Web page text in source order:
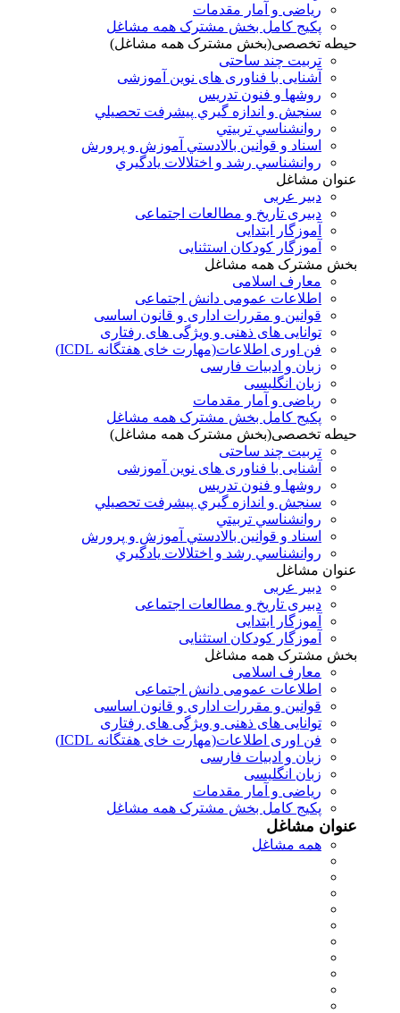
ریاضی و آمار مقدمات
پکیج کامل بخش مشترک همه مشاغل
حیطه تخصصی(بخش مشترک همه مشاغل)
تربیت چند ساحتی
آشنایی با فناوری های نوین آموزشی
روشها و فنون تدريس
سنجش و اندازه گيري پيشرفت تحصيلي
روانشناسي تربيتي
اسناد و قوانين بالادستي آموزش و پرورش
روانشناسي رشد و اختلالات يادگيري
عنوان مشاغل
دبير عربی
دبیری تاریخ و مطالعات اجتماعی
آموزگار ابتدایی
آموزگار کودکان استثنایی
بخش مشترک همه مشاغل
معارف اسلامی
اطلاعات عمومی دانش اجتماعی
قوانین و مقررات اداری و قانون اساسی
توانایی های ذهنی و ویژگی های رفتاری
فن اوری اطلاعات(مهارت خای هفتگانه ICDL)
زبان و ادبیات فارسی
زبان انگلیسی
ریاضی و آمار مقدمات
پکیج کامل بخش مشترک همه مشاغل
حیطه تخصصی(بخش مشترک همه مشاغل)
تربیت چند ساحتی
آشنایی با فناوری های نوین آموزشی
روشها و فنون تدريس
سنجش و اندازه گيري پيشرفت تحصيلي
روانشناسي تربيتي
اسناد و قوانين بالادستي آموزش و پرورش
روانشناسي رشد و اختلالات يادگيري
عنوان مشاغل
دبير عربی
دبیری تاریخ و مطالعات اجتماعی
آموزگار ابتدایی
آموزگار کودکان استثنایی
بخش مشترک همه مشاغل
معارف اسلامی
اطلاعات عمومی دانش اجتماعی
قوانین و مقررات اداری و قانون اساسی
توانایی های ذهنی و ویژگی های رفتاری
فن اوری اطلاعات(مهارت خای هفتگانه ICDL)
زبان و ادبیات فارسی
زبان انگلیسی
ریاضی و آمار مقدمات
پکیج کامل بخش مشترک همه مشاغل
عنوان مشاغل
همه مشاغل